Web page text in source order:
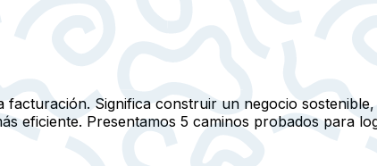
Significa construir un negocio
eficiente. Presentamos 5 caminos probados para